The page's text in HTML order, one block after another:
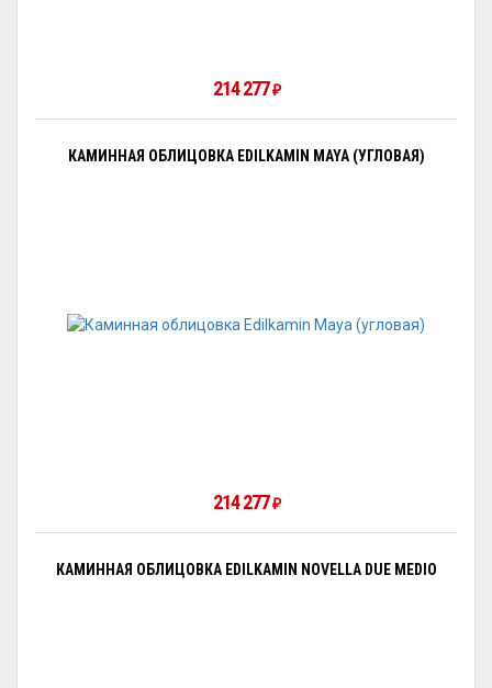
214 277₽
КАМИННАЯ ОБЛИЦОВКА EDILKAMIN MAYA (УГЛОВАЯ)
214 277₽
КАМИННАЯ ОБЛИЦОВКА EDILKAMIN NOVELLA DUE MEDIO